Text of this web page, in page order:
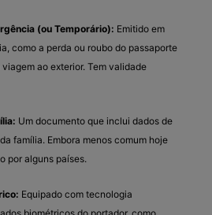
(ou Temporário): Emitido em
como a perda ou roubo do passaporte
ao exterior. Tem validade
Um documento que inclui dados de
família. Embora menos comum hoje
por alguns países.
Equipado com tecnologia